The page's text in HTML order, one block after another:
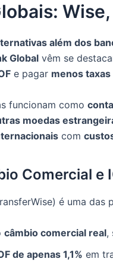
além dos
Global vêm se
e pagar menos
funcionam como
moedas
com
Comercial e
é uma das
câmbio comercial real,
de apenas 1,1% em